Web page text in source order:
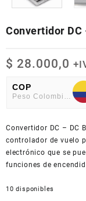
Convertidor DC
$ 28.000,0
COP
Peso Colombiano
American Dollar
Convertidor DC – DC
controlador de vuelo
electrónico que se
funciones de
10 disponibles